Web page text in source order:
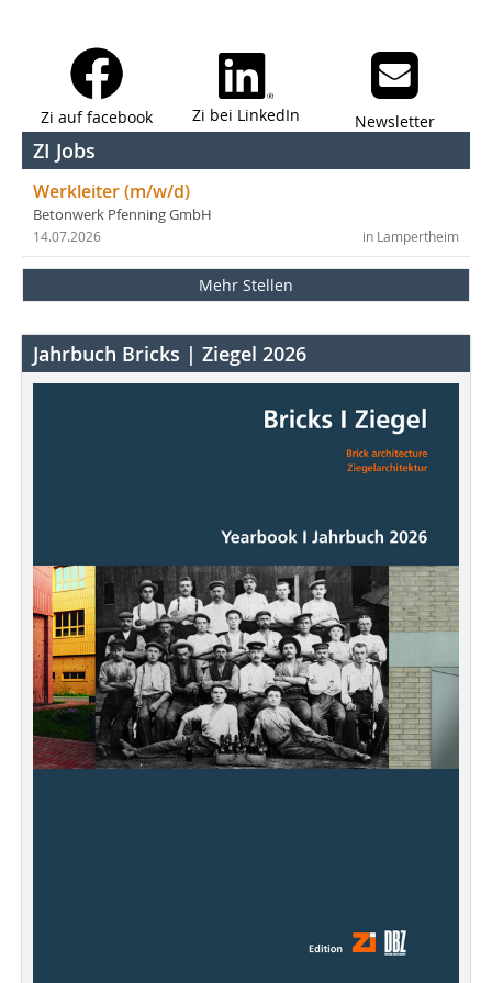
Zi auf facebook Zi bei LinkedIn Newsletter
ZI Jobs
Werkleiter (m/w/d)
Betonwerk Pfenning GmbH
in Lampertheim
14.07.2026
Mehr Stellen
Jahrbuch Bricks | Ziegel 2026